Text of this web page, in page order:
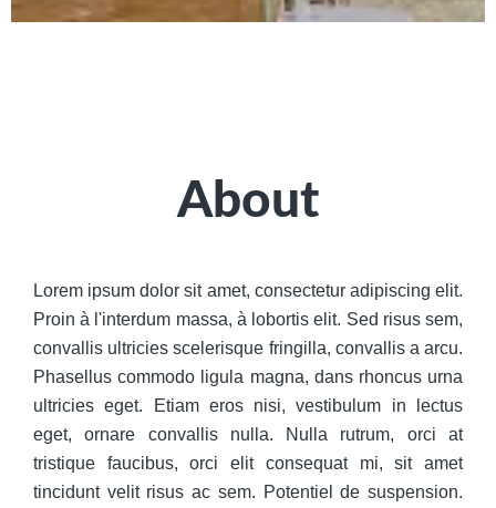
About
Lorem ipsum dolor sit amet, consectetur adipiscing elit.
Proin à l'interdum massa, à lobortis elit. Sed risus sem,
convallis ultricies scelerisque fringilla, convallis a arcu.
Phasellus commodo ligula magna, dans rhoncus urna
ultricies eget. Etiam eros nisi, vestibulum in lectus
eget, ornare convallis nulla. Nulla rutrum, orci at
tristique faucibus, orci elit consequat mi, sit amet
tincidunt velit risus ac sem. Potentiel de suspension.